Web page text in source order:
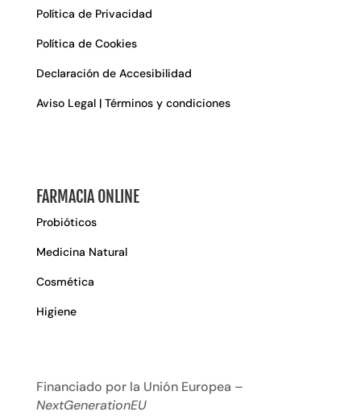
Política de Privacidad
Política de Cookies
Declaración de Accesibilidad
Aviso Legal | Términos y condiciones
FARMACIA ONLINE
Probióticos
Medicina Natural
Cosmética
Higiene
Financiado por la Unión Europea –
NextGenerationEU